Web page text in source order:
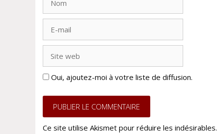
mail
web
Oui, ajoutez-moi à votre liste de diffusion.
Ce site utilise Akismet pour réduire les indésirables.